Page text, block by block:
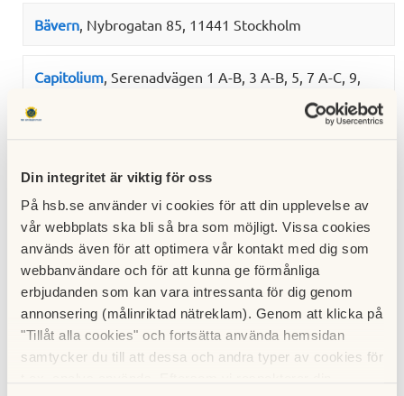
Din integritet är viktig för oss
På hsb.se använder vi cookies för att din upplevelse av
vår webbplats ska bli så bra som möjligt. Vissa cookies
används även för att optimera vår kontakt med dig som
webbanvändare och för att kunna ge förmånliga
erbjudanden som kan vara intressanta för dig genom
annonsering (målinriktad nätreklam). Genom att klicka på
"Tillåt alla cookies" och fortsätta använda hemsidan
samtycker du till att dessa och andra typer av cookies för
Bävern, Nybrogatan 85, 11441 Stockholm
Capitolium, Serenadvägen 1 A-B, 3 A-B, 5, 7 A-C, 9,
183 37 Täby
Colosseum, Romansvägen 34, 36, 38, 40, 42, 44, 46,
48, Serenadvägen, 131 53 Nacka
Dalen, Bergmossevägen, Vitmossevägen, , 134 43
Gustavsberg
Dalen